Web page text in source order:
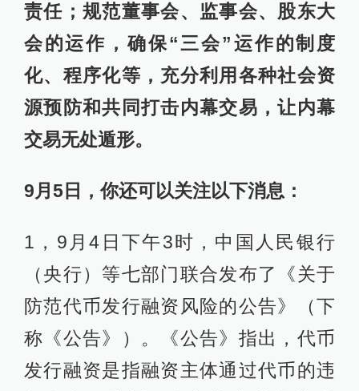
责任；规范董事会、监事会、股东大
会的运作，确保“三会”运作的制度
化、程序化等，充分利用各种社会资
源预防和共同打击内幕交易，让内幕
交易无处遁形。
9月5日，你还可以关注以下消息：
1，9月4日下午3时，中国人民银行
（央行）等七部门联合发布了《关于
防范代币发行融资风险的公告》（下
称《公告》）。《公告》指出，代币
发行融资是指融资主体通过代币的违